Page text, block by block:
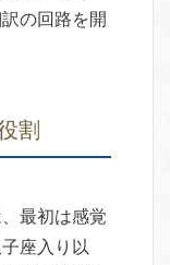
の回路を開
割
最初は感覚
座入り以